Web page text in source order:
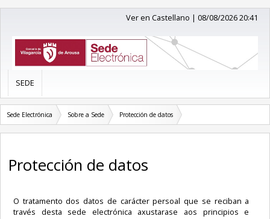
Ver en Castellano |08/08/2026 20:41
SEDE
Sede Electrónica Sobre a Sede Protección de datos
Protección de datos
O tratamento dos datos de carácter persoal que se reciban a
través desta sede electrónica axustarase aos principios e